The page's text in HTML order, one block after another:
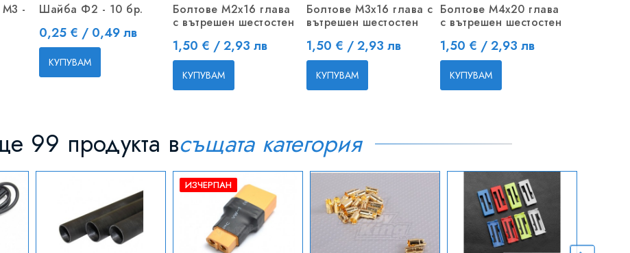
-
Шайба Ф2 - 10 бр.
Цена
0,25 € / 0,49 лв
КУПУВАМ
Болтове M2x16 глава
с вътрешен шестостен
Цена
1,50 € / 2,93 лв
КУПУВАМ
Болтове M3x16 глава с
вътрешен шестостен
Цена
1,50 € / 2,93 лв
КУПУВАМ
Болтове M4x20 глава
с вътрешен шестостен
Цена
1,50 € / 2,93 лв
КУПУВАМ
99 продукта всъщата категория
ИЗЧЕРПАН